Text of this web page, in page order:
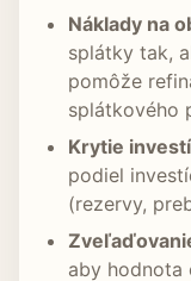
Náklady na
splátky tak,
pomôže
splátkového
Krytie
podiel
(rezervy,
aby hodnota